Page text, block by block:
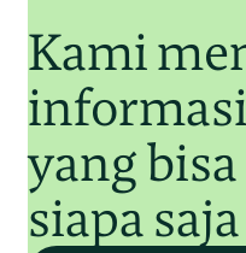
Kami
yang
siapa saja